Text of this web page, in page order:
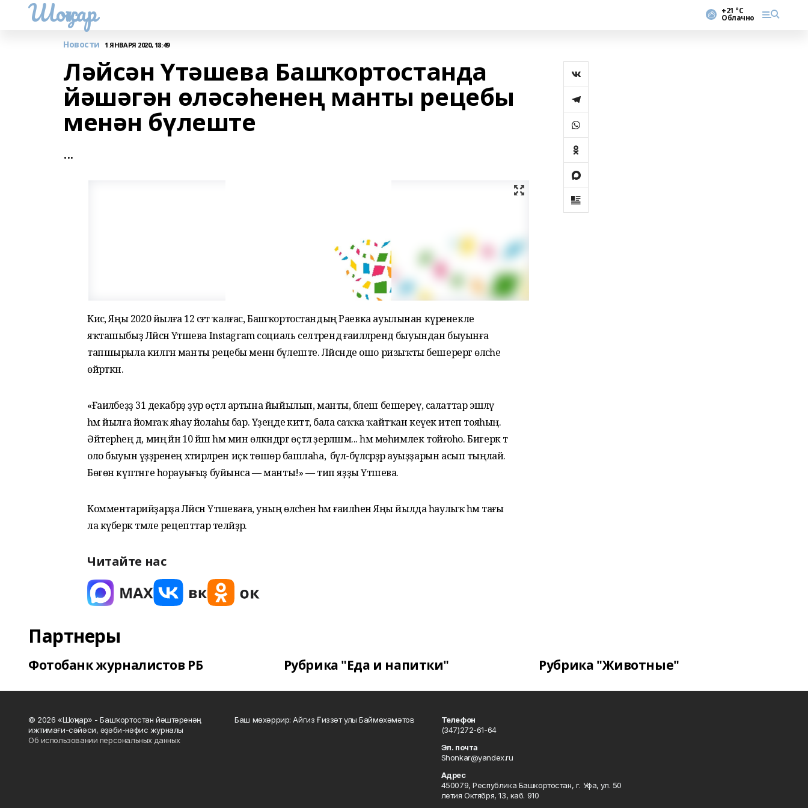
Шоңҡар +21 °С
Облачно
Новости 1 ЯНВАРЯ 2020, 18:49
Ләйсән Үтәшева Башҡортостанда
йәшәгән өләсәһенең манты рецебы
менән бүлеште
...
Кисә, Яңы 2020 йылға 12 сәғәт ҡалғас, Башҡортостандың Раевка ауылынан күренекле
яҡташыбыҙ Ләйсән Үтәшева Instagram социаль селтәрендә ғаиләләрендә быуындан быуынға
тапшырыла килгән манты рецебы менән бүлеште. Ләйсәнде ошо ризыҡты бешерергә өләсәһе
өйрәткән.
«Ғаиләбеҙҙә 31 декабрҙә ҙур өҫтәл артына йыйылып, манты, бәлеш бешереү, салаттар эшләү
һәм йылға йомғаҡ яһау йолаһы бар. Үҙеңде әкиәттә, бала саҡҡа ҡайтҡан кеүек итеп тояһың.
Әйтерһең дә, миңә йәнә 10 йәш һәм мин өлкәндәргә өҫтәл әҙерләшәм... һәм мөһимлек тойғоһо. Бигерәк тә
оло быуын үҙҙәренең хәтирәләрен иҫкә төшөрә башлаһа, ә бүлә-бүләсәрҙәр ауыҙҙарын асып тыңлай.
Бөгөн күптәнге һорауығыҙ буйынса — манты!» — тип яҙҙы Үтәшева.
Комментарийҙарҙа Ләйсән Үтәшеваға, уның өләсәһенә һәм ғаиләһенә Яңы йылда һаулыҡ һәм тағы
ла күберәк тәмле рецепттар теләйҙәр.
Читайте нас
Партнеры
Фотобанк журналистов РБ Рубрика "Еда и напитки" Рубрика "Животные"
© 2026 «Шоңҡар» - Башҡортостан йәштәренәң
ижтимағи-сәйәси, әҙәби-нәфис журналы
Об использовании персональных данных
Баш мөхәррир: Айгиз Ғиззәт улы Баймөхәмәтов
Телефон
(347)272-61-64
Эл. почта
Shonkar@yandex.ru
Адрес
450079, Республика Башкортостан, г. Уфа, ул. 50
летия Октября, 13, каб. 910